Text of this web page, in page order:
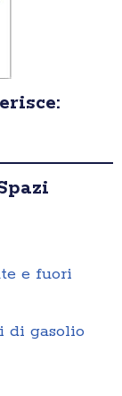
e fuori
di gasolio